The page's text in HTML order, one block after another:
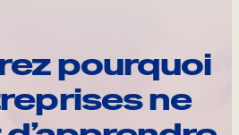
pourquoi
ne